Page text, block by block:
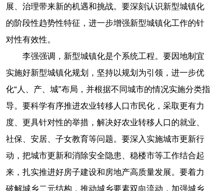
展、治理带来新的机遇和挑战。要深刻认识新型城镇化
的阶段性趋势性特征，进一步增强新型城镇化工作的针
对性有效性。
李强强调，新型城镇化是个系统工程。要因地制宜
实施好新型城镇化规划，坚持以规划为引领，进一步优
化“人、产、城”布局，并根据不同城市的情况实施分类指
导。要科学有序推进农业转移人口市民化，采取更有力
度、更具针对性的举措，解决好农业转移人口的就业、
社保、安居、子女教育等问题。要深入实施城市更新行
动，把城市更新和消除安全隐患、稳楼市等工作结合起
来，扎实推进好房子建设和房地产高质量发展。要着力
破解城乡二元结构，推动城乡要素双向流动，加强城乡